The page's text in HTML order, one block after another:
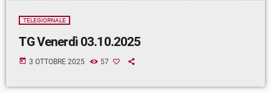
TELEGIORNALE
TG Venerdì 03.10.2025
today 3 OTTOBRE 2025 57